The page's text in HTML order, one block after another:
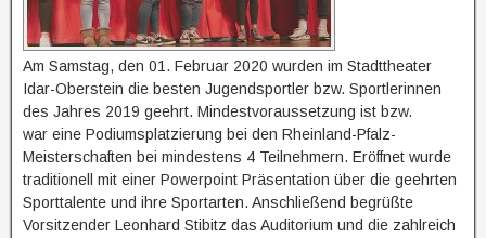
Am Samstag, den 01. Februar 2020 wurden im Stadttheater
Idar-Oberstein die besten Jugendsportler bzw. Sportlerinnen
des Jahres 2019 geehrt. Mindestvoraussetzung ist bzw.
war eine Podiumsplatzierung bei den Rheinland-Pfalz-
Meisterschaften bei mindestens 4 Teilnehmern. Eröffnet wurde
traditionell mit einer Powerpoint Präsentation über die geehrten
Sporttalente und ihre Sportarten. Anschließend begrüßte
Vorsitzender Leonhard Stibitz das Auditorium und die zahlreich